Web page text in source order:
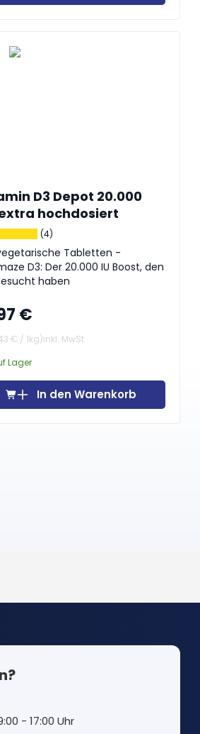
D3 Depot 20.000
extra hochdosiert
(4)
Tabletten -
D3: Der 20.000 IU Boost, den
haben
€
€ / 1kg)inkl. MwSt
Lager
In den Warenkorb
- 17:00 Uhr